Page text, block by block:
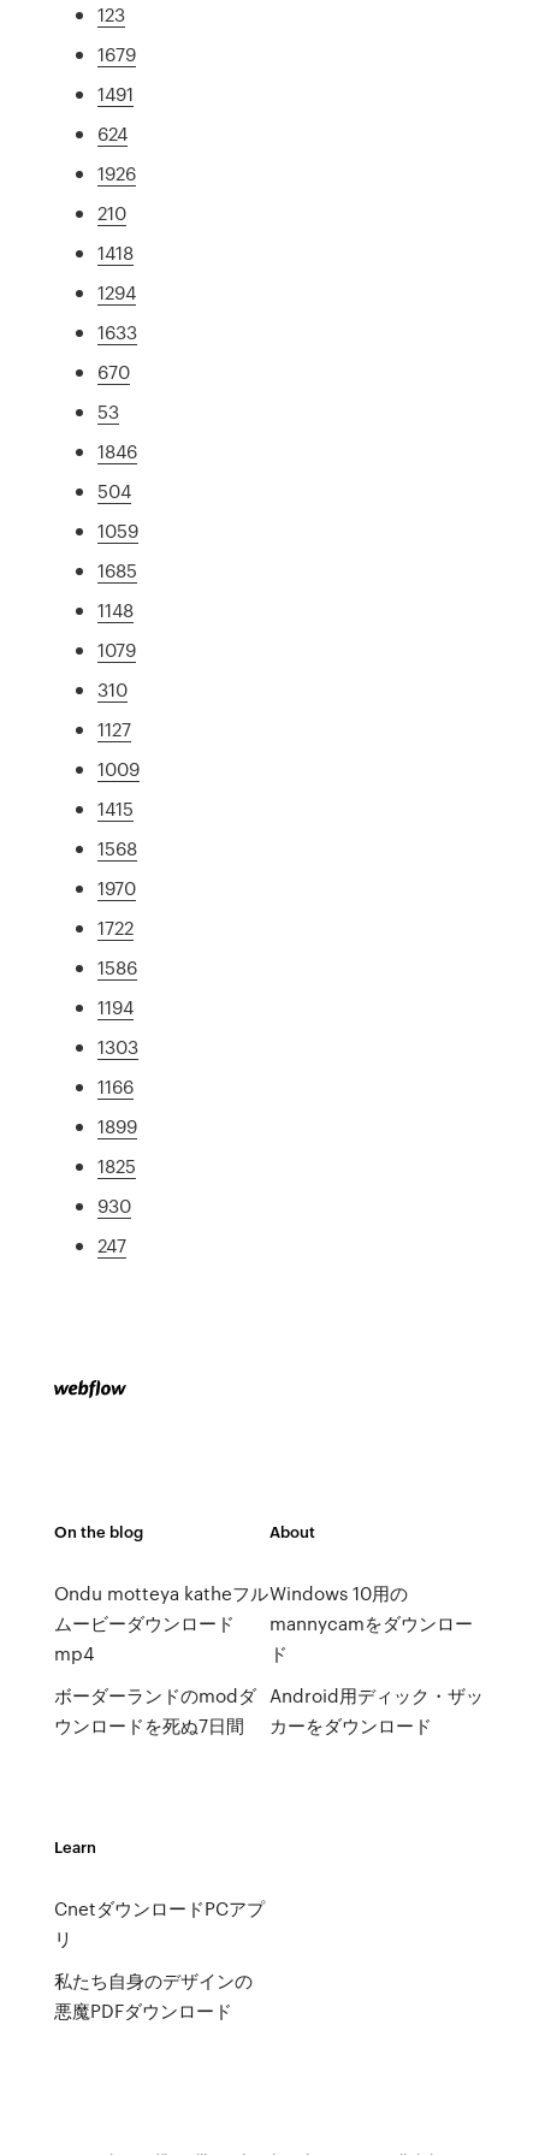
123
1679
1491
624
1926
210
1418
1294
1633
670
53
1846
504
1059
1685
1148
1079
310
1127
1009
1415
1568
1970
1722
1586
1194
1303
1166
1899
1825
930
247
On the blog
Ondu motteya katheフル
ムービーダウンロード
mp4
ボーダーランドのmodダ
ウンロードを死ぬ7日間
About
Windows 10用の
mannycamをダウンロー
ド
Android用ディック・ザッ
カーをダウンロード
Learn
CnetダウンロードPCアプ
リ
私たち自身のデザインの
悪魔PDFダウンロード